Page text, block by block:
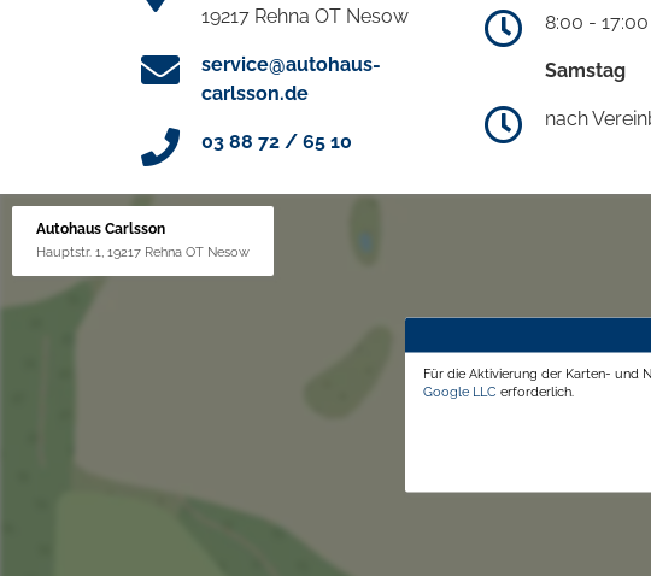
19217 Rehna OT Nesow
service@autohaus-
carlsson.de
03 88 72 / 65 10
8:00 -
Samstag
nach
Autohaus Carlsson
Hauptstr. 1, 19217 Rehna OT Nesow
Für die Aktivierung der Karten- und
Google LLC erforderlich.